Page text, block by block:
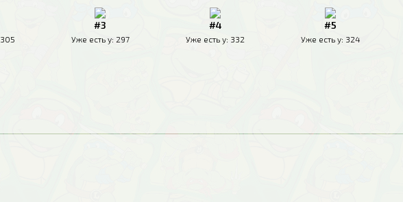
305
#3
Уже есть у: 297
#4
Уже есть у: 332
#5
Уже есть у: 324